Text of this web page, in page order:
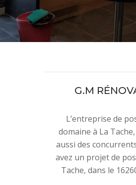
G.M
L’entreprise de
domaine à La
aussi des
avez un projet de
Tache, dans le